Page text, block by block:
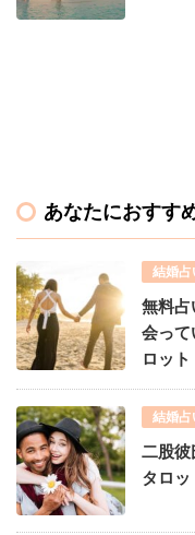
あなたにおすす
結婚占
無料占
会って
ロット
結婚占
二股彼
タロ